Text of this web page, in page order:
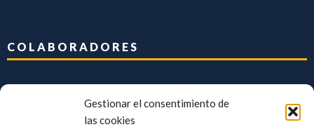
Gestionar el consentimiento de
las cookies
COLABORADORES